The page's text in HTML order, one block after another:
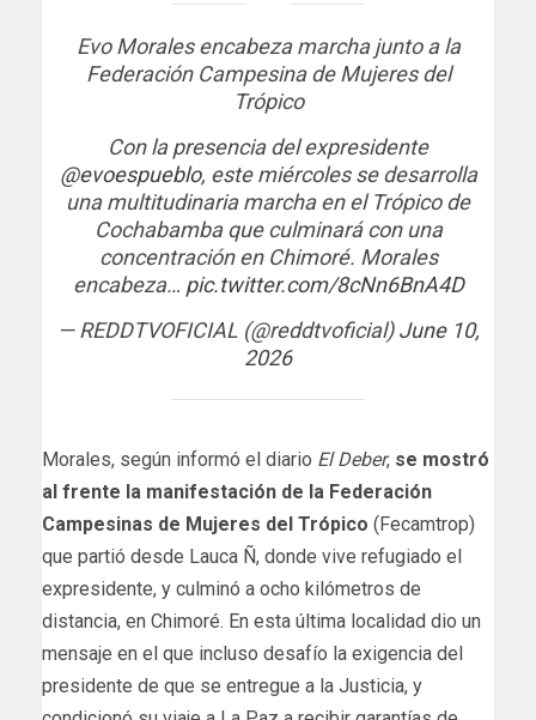
Evo Morales encabeza marcha junto a la
Federación Campesina de Mujeres del
Trópico
Con la presencia del expresidente
@evoespueblo, este miércoles se desarrolla
una multitudinaria marcha en el Trópico de
Cochabamba que culminará con una
concentración en Chimoré. Morales
encabeza… pic.twitter.com/8cNn6BnA4D
— REDDTVOFICIAL (@reddtvoficial)June 10,
2026
Morales, según informó el diario El Deber, se mostró
al frente la manifestación de la Federación
Campesinas de Mujeres del Trópico (Fecamtrop)
que partió desde Lauca Ñ, donde vive refugiado el
expresidente, y culminó a ocho kilómetros de
distancia, en Chimoré. En esta última localidad dio un
mensaje en el que incluso desafío la exigencia del
presidente de que se entregue a la Justicia, y